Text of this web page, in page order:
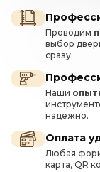
Проводим
выбор
сразу.
Наши
надежно.
Оплата
Любая
карта, QR